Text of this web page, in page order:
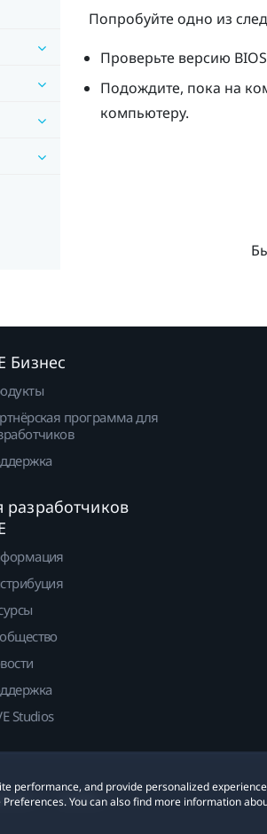
Попробуйте одно из
Проверьте версию
Подождите, пока на
компьютеру.
performance, and provide personalized
You can also find more information
Бизнес
программа для
разработчиков
Studios
Cookies